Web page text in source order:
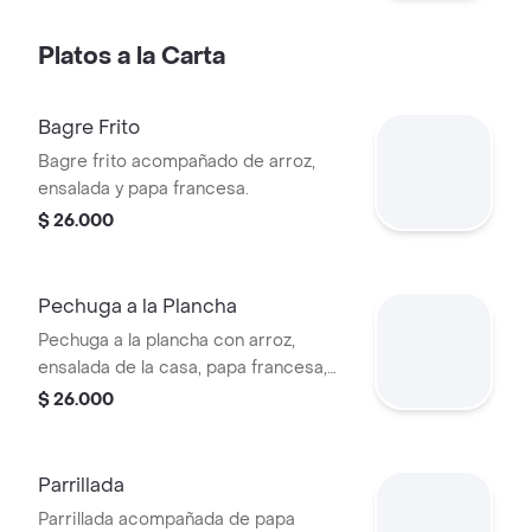
Platos a la Carta
Bagre Frito
Bagre frito acompañado de arroz,
ensalada y papa francesa.
$ 26.000
Pechuga a la Plancha
Pechuga a la plancha con arroz,
ensalada de la casa, papa francesa,
yuca y patacón.
$ 26.000
Parrillada
Parrillada acompañada de papa